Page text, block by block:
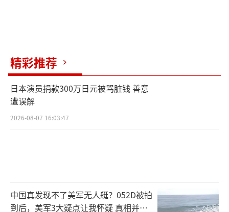
精彩推荐
日本演员捐款300万日元被骂脏钱 善意
遭误解
2026-08-07 16:03:47
中国真发现不了美军无人艇？052D被拍
到后，美军3大疑点让我怀疑 真相并非